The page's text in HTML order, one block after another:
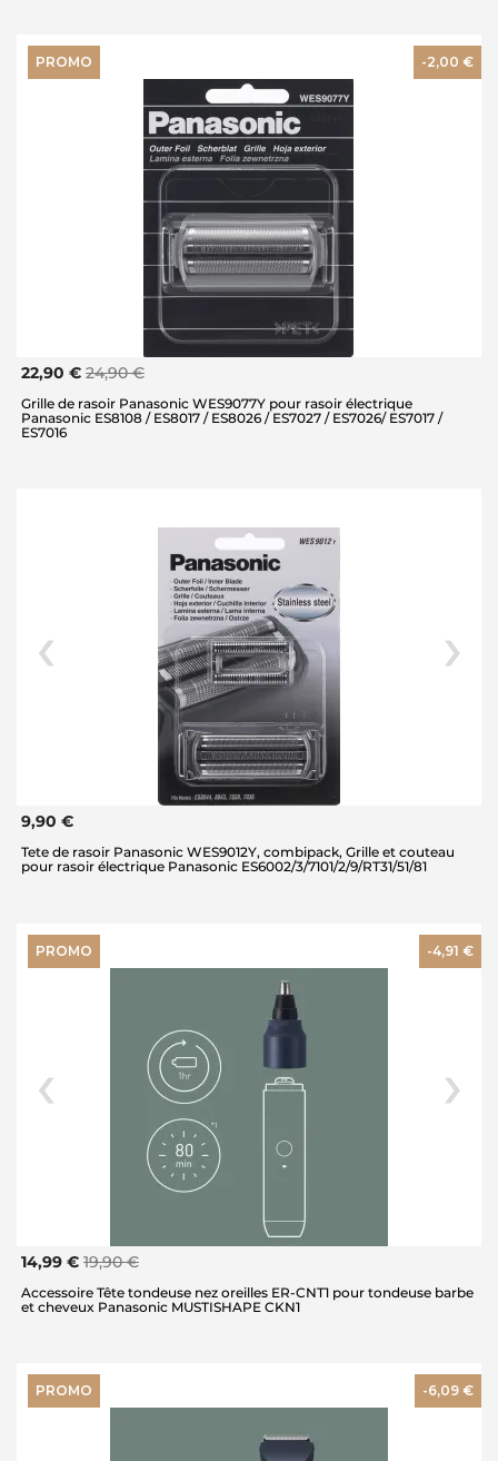
PROMO -2,00 €
22,90 € 24,90 €
Grille de rasoir Panasonic WES9077Y pour rasoir électrique
Panasonic ES8108 / ES8017 / ES8026 / ES7027 / ES7026/ ES7017 /
ES7016
9,90 €
Tete de rasoir Panasonic WES9012Y, combipack, Grille et couteau
pour rasoir électrique Panasonic ES6002/3/7101/2/9/RT31/51/81
PROMO -4,91 €
14,99 € 19,90 €
Accessoire Tête tondeuse nez oreilles ER-CNT1 pour tondeuse barbe
et cheveux Panasonic MUSTISHAPE CKN1
PROMO -6,09 €